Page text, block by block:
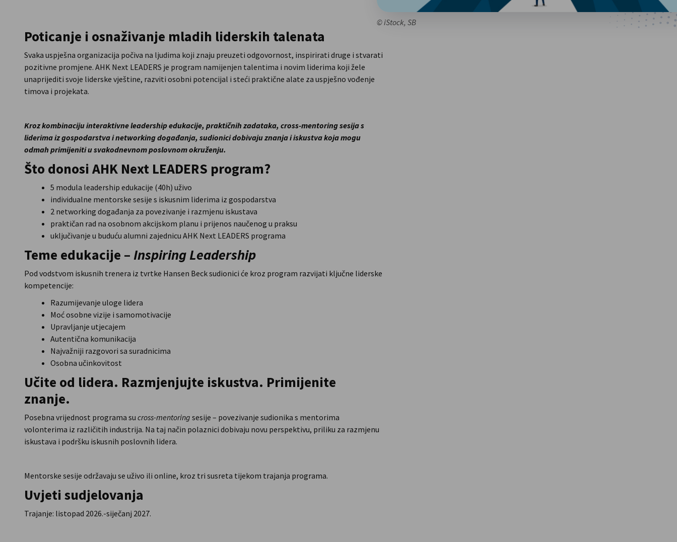
© iStock, SB
Poticanje i osnaživanje mladih liderskih talenata
Svaka uspješna organizacija počiva na ljudima koji znaju preuzeti odgovornost, inspirirati druge i stvarati
pozitivne promjene. AHK Next LEADERS je program namijenjen talentima i novim liderima koji žele
unaprijediti svoje liderske vještine, razviti osobni potencijal i steći praktične alate za uspješno vođenje
timova i projekata.
Kroz kombinaciju interaktivne leadership edukacije, praktičnih zadataka, cross-mentoring sesija s
liderima iz gospodarstva i networking događanja, sudionici dobivaju znanja i iskustva koja mogu
odmah primijeniti u svakodnevnom poslovnom okruženju.
Što donosi AHK Next LEADERS program?
5 modula leadership edukacije (40h) uživo
individualne mentorske sesije s iskusnim liderima iz gospodarstva
2 networking događanja za povezivanje i razmjenu iskustava
praktičan rad na osobnom akcijskom planu i prijenos naučenog u praksu
uključivanje u buduću alumni zajednicu AHK Next LEADERS programa
Teme edukacije – Inspiring Leadership
Pod vodstvom iskusnih trenera iz tvrtke Hansen Beck sudionici će kroz program razvijati ključne liderske
kompetencije:
Razumijevanje uloge lidera
Moć osobne vizije i samomotivacije
Upravljanje utjecajem
Autentična komunikacija
Najvažniji razgovori sa suradnicima
Osobna učinkovitost
Učite od lidera. Razmjenjujte iskustva. Primijenite
znanje.
Posebna vrijednost programa su cross-mentoring sesije – povezivanje sudionika s mentorima
volonterima iz različitih industrija. Na taj način polaznici dobivaju novu perspektivu, priliku za razmjenu
iskustava i podršku iskusnih poslovnih lidera.
Mentorske sesije održavaju se uživo ili online, kroz tri susreta tijekom trajanja programa.
Uvjeti sudjelovanja
Trajanje: listopad 2026.-siječanj 2027.